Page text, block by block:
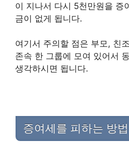
이 지나서 다시 5천만원을 증
금이 없게 됩니다.
여기서 주의할 점은 부모, 친
존속 한 그룹에 모여 있어서
생각하시면 됩니다.
증여세를 피하는 방법